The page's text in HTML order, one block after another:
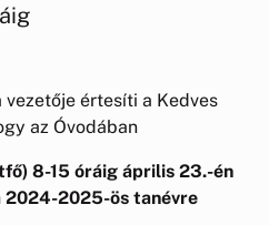
vezetője értesíti a Kedves
az Óvodában
8-15 óráig április 23.-én
2024-2025-ös tanévre